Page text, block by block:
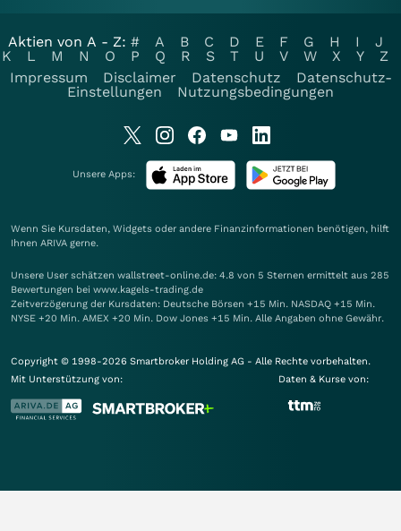
Aktien von A - Z: # A B C D E F G H I
J
K
L M N O P Q R S T U V W X Y
Z
Impressum
Disclaimer Datenschutz
Datenschutz-
Einstellungen
Nutzungsbedingungen
Unsere Apps:
Wenn Sie Kursdaten, Widgets oder andere Finanzinformationen benötigen, hilft
Ihnen ARIVA gerne.
Unsere User schätzen wallstreet-online.de: 4.8 von 5 Sternen ermittelt aus 285
Bewertungen bei www.kagels-trading.de
Zeitverzögerung der Kursdaten: Deutsche Börsen +15 Min. NASDAQ +15 Min.
NYSE +20 Min. AMEX +20 Min. Dow Jones +15 Min. Alle Angaben ohne Gewähr.
Copyright © 1998-2026 Smartbroker Holding AG - Alle Rechte vorbehalten.
Mit Unterstützung von:
Daten & Kurse von: